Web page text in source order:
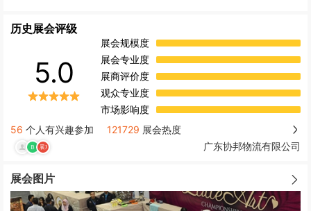
历史展会评级
5.0
展会规模度
展会专业度
展商评价度
观众专业度
市场影响度
56 个人有兴趣参加 121729 展会热度
广东协邦物流有限公司
展会图片